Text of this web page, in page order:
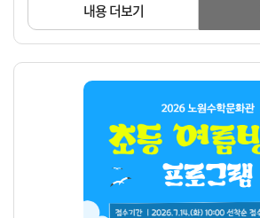
내용 더보기